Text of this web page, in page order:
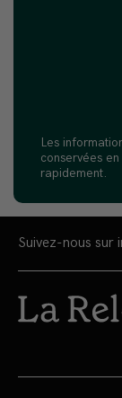
Les
conservées
rapidement.
Suivez-nous sur